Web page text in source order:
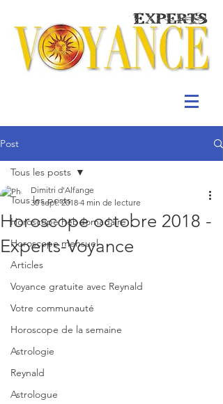
Post
Tous les posts
Horoscope hebdomadaire
Horoscope mensuel
Articles
Voyance gratuite avec Reynald
Votre communauté
Horoscope de la semaine
Astrologie
Reynald
Astrologue
Tous les posts
Horoscope octobre 2018 -
Experts-Voyance
Dimitri d'Alfange
30 sept. 2018 4 min de lecture